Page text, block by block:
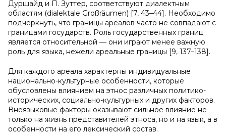
Дуршайд и П. Зуттер, соответствуют диалектным
областям (dialektale Großräumen) [7, 43–44]. Необходимо
подчеркнуть, что границы ареалов часто не совпадают с
границами государств. Роль государственных границ
является относительной — они играют менее важную
роль для языка, нежели ареальные границы [9, 137–138].
Для каждого ареала характерны индивидуальные
национально-культурные особенности, которые
обусловлены влиянием на этнос различных политико-
исторических, социально-культурных и других факторов.
Внеязыковые факторы оказывают сильное влияние не
только на жизнь представителей этноса, но и на язык, а в
особенности на его лексический состав.